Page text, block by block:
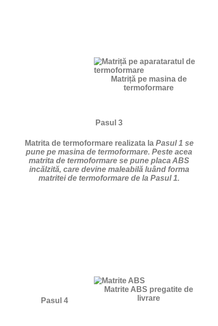
Matriță pe masina de
termoformare
Pasul 3
Matrita de termoformare realizata la Pasul 1 se
pune pe masina de termoformare. Peste acea
matrita de termoformare se pune placa ABS
incălzită, care devine maleabilă luând forma
matritei de termoformare de la Pasul 1.
Matrite ABS pregatite de
livrare
Pasul 4